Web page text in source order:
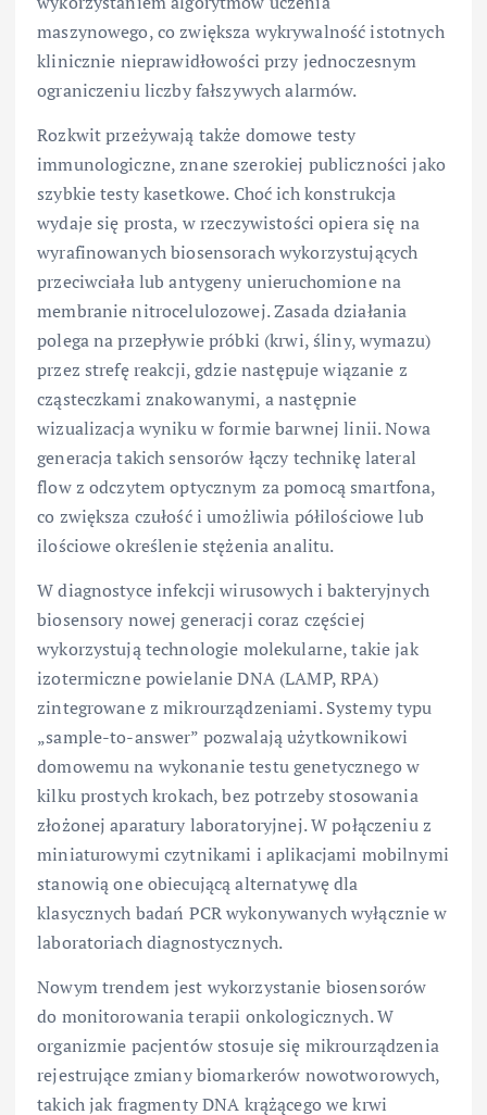
maszynowego, co zwiększa wykrywalność istotnych
klinicznie nieprawidłowości przy jednoczesnym
ograniczeniu liczby fałszywych alarmów.
Rozkwit przeżywają także domowe testy
immunologiczne, znane szerokiej publiczności jako
szybkie testy kasetkowe. Choć ich konstrukcja
wydaje się prosta, w rzeczywistości opiera się na
wyrafinowanych biosensorach wykorzystujących
przeciwciała lub antygeny unieruchomione na
membranie nitrocelulozowej. Zasada działania
polega na przepływie próbki (krwi, śliny, wymazu)
przez strefę reakcji, gdzie następuje wiązanie z
cząsteczkami znakowanymi, a następnie
wizualizacja wyniku w formie barwnej linii. Nowa
generacja takich sensorów łączy technikę lateral
flow z odczytem optycznym za pomocą smartfona,
co zwiększa czułość i umożliwia półilościowe lub
ilościowe określenie stężenia analitu.
W diagnostyce infekcji wirusowych i bakteryjnych
biosensory nowej generacji coraz częściej
wykorzystują technologie molekularne, takie jak
izotermiczne powielanie DNA (LAMP, RPA)
zintegrowane z mikrourządzeniami. Systemy typu
„sample-to-answer” pozwalają użytkownikowi
domowemu na wykonanie testu genetycznego w
kilku prostych krokach, bez potrzeby stosowania
złożonej aparatury laboratoryjnej. W połączeniu z
miniaturowymi czytnikami i aplikacjami mobilnymi
stanowią one obiecującą alternatywę dla
klasycznych badań PCR wykonywanych wyłącznie w
laboratoriach diagnostycznych.
Nowym trendem jest wykorzystanie biosensorów
do monitorowania terapii onkologicznych. W
organizmie pacjentów stosuje się mikrourządzenia
rejestrujące zmiany biomarkerów nowotworowych,
takich jak fragmenty DNA krążącego we krwi